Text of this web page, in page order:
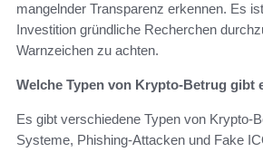
mangelnder Transparenz erkennen. Es
Investition gründliche Recherchen
Warnzeichen zu achten.
Welche Typen von Krypto-Betrug gibt
Es gibt verschiedene Typen von Krypto-
Systeme, Phishing-Attacken und Fake